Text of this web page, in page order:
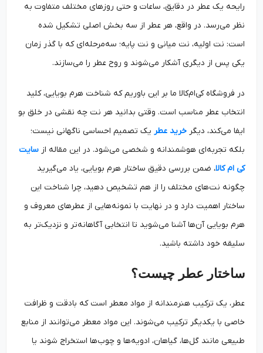
رایحه یک عطر در دقایق، ساعات و حتی روزهای مختلف متفاوت به
نظر می‌رسد. در واقع، هر عطر از سه بخش اصلی تشکیل شده
است: نت اولیه، نت میانی و نت پایه؛ سه‌مرحله‌ای که با گذر زمان
یکی پس از دیگری آشکار می‌شوند و روح عطر را می‌سازند.
در فروشگاه کی‌ام‌کالا ما بر این باوریم که شناخت هرم بویایی، کلید
انتخاب عطر مناسب است. وقتی بدانید هر نت چه نقشی در خلق بو
ایفا می‌کند، دیگرخرید عطریک تصمیم احساسی ناگهانی نیست؛
بلکه تجربه‌ای هوشمندانه و شخصی می‌شود. در این مقاله ازسایت
کی ام کالا، ضمن بررسی دقیق ساختار هرم بویایی، یاد می‌گیرید
چگونه نت‌های مختلف را از هم تشخیص دهید، چرا شناخت این
ساختار اهمیت دارد و در نهایت با نمونه‌هایی از عطرهای معروف و
هرم بویایی آن‌ها آشنا می‌شوید تا انتخابی آگاهانه‌تر و نزدیک‌تر به
سلیقه‌ خود داشته باشید.
ساختار عطر چیست؟
عطر، یک ترکیب هنرمندانه از مواد معطر است که بادقت و ظرافت
خاصی با یکدیگر ترکیب می‌شوند. این مواد معطر می‌توانند از منابع
طبیعی مانند گل‌ها، گیاهان، ادویه‌ها و چوب‌ها استخراج شوند یا